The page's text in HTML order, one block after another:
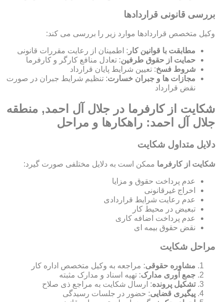
بررسی قانونی قراردادها
وکیل متخصص قراردادها موارد زیر را بررسی می کند:
مطابقت با قوانین کار : اطمینان از رعایت مقررات قانونی
حمایت از حقوق طرفین: تعادل منافع کارگر و کارفرما
شروط فسخ: تعیین شرایط پایان قرارداد
مجازات ها و جبران خسارت: تنظیم شرایط جبران در صورت
نقض قرارداد
شکایت از کارفرما در جلال آل احمد, منطقه
جلال آل احمد: راهکارها و مراحل
دلایل متداول شکایت
شکایت از کارفرما ممکن است به دلایل مختلفی صورت گیرد:
عدم پرداخت حقوق و مزایا
اخراج غیرقانونی
عدم رعایت شرایط قراردادی
تبعیض در محیط کار
عدم پرداخت اضافه کاری
نقض حقوق بیمه ای
مراحل شکایت
مشاوره حقوقی: مراجعه به وکیل متخصص اداره کار
جمع آوری مدارک: تهیه اسناد و مدارک مثبته
تشکیل پرونده: ارسال شکایت به مراجع ذی صلاح
پیگیری قضایی: حضور در جلسات رسیدگی